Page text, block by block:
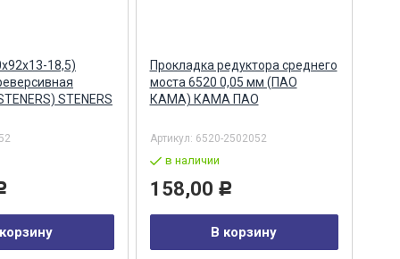
18,5)
STENERS
Прокладка редуктора среднего
моста 6520 0,05 мм (ПАО
КАМА) КАМА ПАО
Артикул: 6520-2502052
в наличии
158,00 Р
В корзину